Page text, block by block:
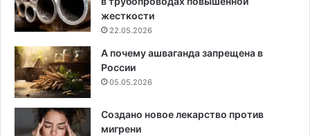
жесткости
22.05.2026
А почему ашваганда запрещена в
России
05.05.2026
Создано новое лекарство против
мигрени